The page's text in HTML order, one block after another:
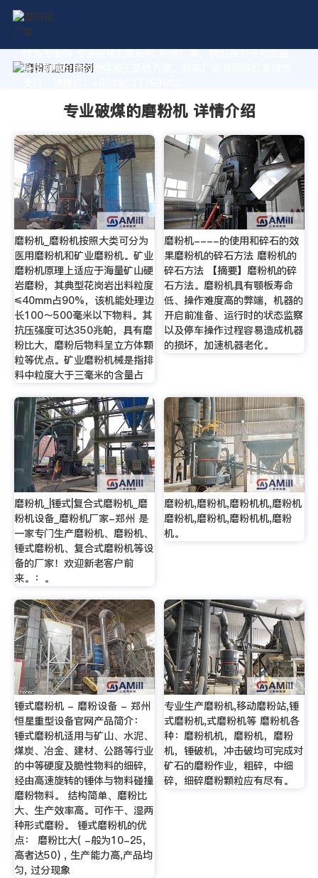
作为专业的 专业破煤的磨粉机 制造厂家，我们致力于为您量
身定制高价值的粉体加工系统方案。获取厂家直销报价及技术
专业破煤的磨粉机 详情介绍
磨粉机_磨粉机按照大类可分为
医用磨粉机和矿业磨粉机。矿业
磨粉机原理上适应于海量矿山硬
岩磨粉，其典型花岗岩出料粒度
≤40mm占90%，该机能处理边
长100～500毫米以下物料。其
抗压强度可达350兆帕，具有磨
粉比大，磨粉后物料呈立方体颗
粒等优点。矿业磨粉机械是指排
料中粒度大于三毫米的含量占
磨粉机----的使用和碎石的效
果磨粉机的碎石方法 磨粉机的
碎石方法 【摘要】磨粉机的碎
石方法。磨粉机具有颚板寿命
低、操作难度高的弊端，机器的
开启前准备、运行时的状态监察
以及停车操作过程容易造成机器
的损坏，加速机器老化。
磨粉机_|锤式|复合式磨粉机_磨
粉机设备_磨粉机厂家-郑州 是
一家专门生产磨粉机、磨粉机、
锤式磨粉机、复合式磨粉机等设
备的厂家！欢迎新老客户前
来。：。
磨粉机,磨粉机,磨粉机机,磨粉机
磨粉机,磨粉机,磨粉机机,磨粉
机。
锤式磨粉机 - 磨粉设备 - 郑州
恒星重型设备官网产品简介：
锤式磨粉机适用与矿山、水泥、
煤炭、冶金、建材、公路等行业
的中等硬度及脆性物料的细碎,
经由高速旋转的锤体与物料碰撞
磨粉物料。 结构简单、磨粉比
大、生产效率高。可作干、湿两
种形式磨粉。 锤式磨粉机的优
点： 磨粉比大( -般为10-25,
高者达50) , 生产能力高,产品均
匀, 过分现象
专业生产磨粉机,移动磨粉站,锤
式磨粉机,式磨粉机等 磨粉机各
种：磨粉机机，磨粉机，磨粉
机，锤破机，冲击破均可完成对
矿石的磨粉作业，粗碎，中细
碎，细碎磨粉颗粒应有尽有。